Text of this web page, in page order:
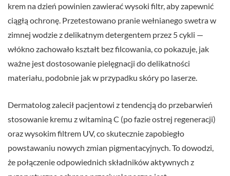
krem na dzień powinien zawierać wysoki filtr, aby zapewnić
ciągłą ochronę. Przetestowano pranie wełnianego swetra w
zimnej wodzie z delikatnym detergentem przez 5 cykli —
włókno zachowało kształt bez filcowania, co pokazuje, jak
ważne jest dostosowanie pielęgnacji do delikatności
materiału, podobnie jak w przypadku skóry po laserze.
Dermatolog zalecił pacjentowi z tendencją do przebarwień
stosowanie kremu z witaminą C (po fazie ostrej regeneracji)
oraz wysokim filtrem UV, co skutecznie zapobiegło
powstawaniu nowych zmian pigmentacyjnych. To dowodzi,
że połączenie odpowiednich składników aktywnych z